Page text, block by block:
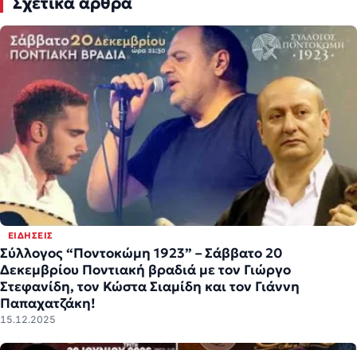
ΕΙΔΉΣΕΙΣ
Σύλλογος “Ποντοκώμη 1923” – Σάββατο 20
Δεκεμβρίου Ποντιακή βραδιά με τον Γιώργο
Στεφανίδη, τον Κώστα Σιαμίδη και τον Γιάννη
Παπαχατζάκη!
15.12.2025